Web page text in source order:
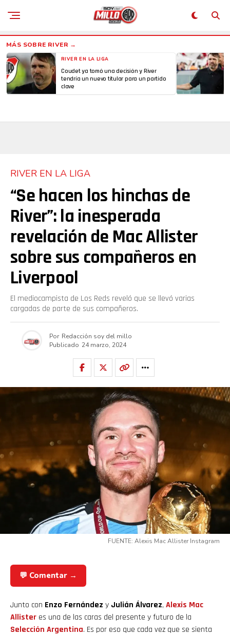
RIVER EN LA LIGA
Coudet ya tomó una decisión y River
tendría un nuevo titular para un partido
clave
RIVER EN LA LIGA
“Se hacen los hinchas de
River”: la inesperada
revelación de Mac Allister
sobre sus compañeros en
Liverpool
El mediocampista de Los Reds reveló que se llevó varias
cargadas de parte de sus compañeros.
Por Redacción soy del millo
Publicado 24 marzo, 2024
FUENTE: Alexis Mac Allister Instagram
💬 Comentar →
Junto con Enzo Fernández y Julián Álvarez, Alexis Mac
Allister es una de las caras del presente y futuro de la
Selección Argentina. Es por eso que cada vez que se sienta